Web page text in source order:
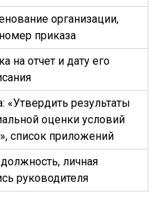
организации,
приказа
на отчет и дату его
«Утвердить результаты
оценки условий
список приложений
личная
руководителя